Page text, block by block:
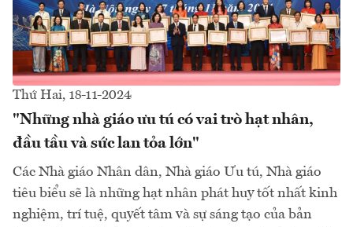
Thứ Hai, 18-11-2024
"Những nhà giáo ưu tú có vai trò hạt nhân,
đầu tầu và sức lan tỏa lớn"
Các Nhà giáo Nhân dân, Nhà giáo Ưu tú, Nhà giáo
tiêu biểu sẽ là những hạt nhân phát huy tốt nhất kinh
nghiệm, trí tuệ, quyết tâm và sự sáng tạo của bản